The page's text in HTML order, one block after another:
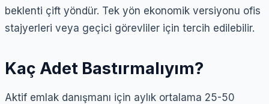
beklenti çift yöndür. Tek yön ekonomik versiyonu ofis
stajyerleri veya geçici görevliler için tercih edilebilir.
Kaç Adet Bastırmalıyım?
Aktif emlak danışmanı için aylık ortalama 25-50